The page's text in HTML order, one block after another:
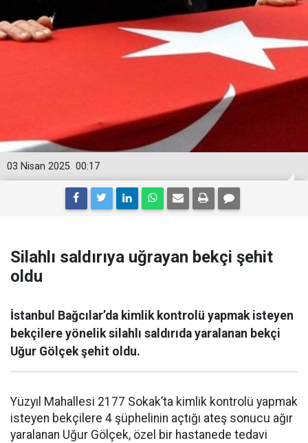
00:17
03 Nisan 2025
Silahlı saldırıya uğrayan bekçi şehit
oldu
İstanbul Bağcılar’da kimlik kontrolü yapmak isteyen
bekçilere yönelik silahlı saldırıda yaralanan bekçi
Uğur Gölçek şehit oldu.
Yüzyıl Mahallesi 2177 Sokak’ta kimlik kontrolü yapmak
isteyen bekçilere 4 şüphelinin açtığı ateş sonucu ağır
yaralanan Uğur Gölçek, özel bir hastanede tedavi